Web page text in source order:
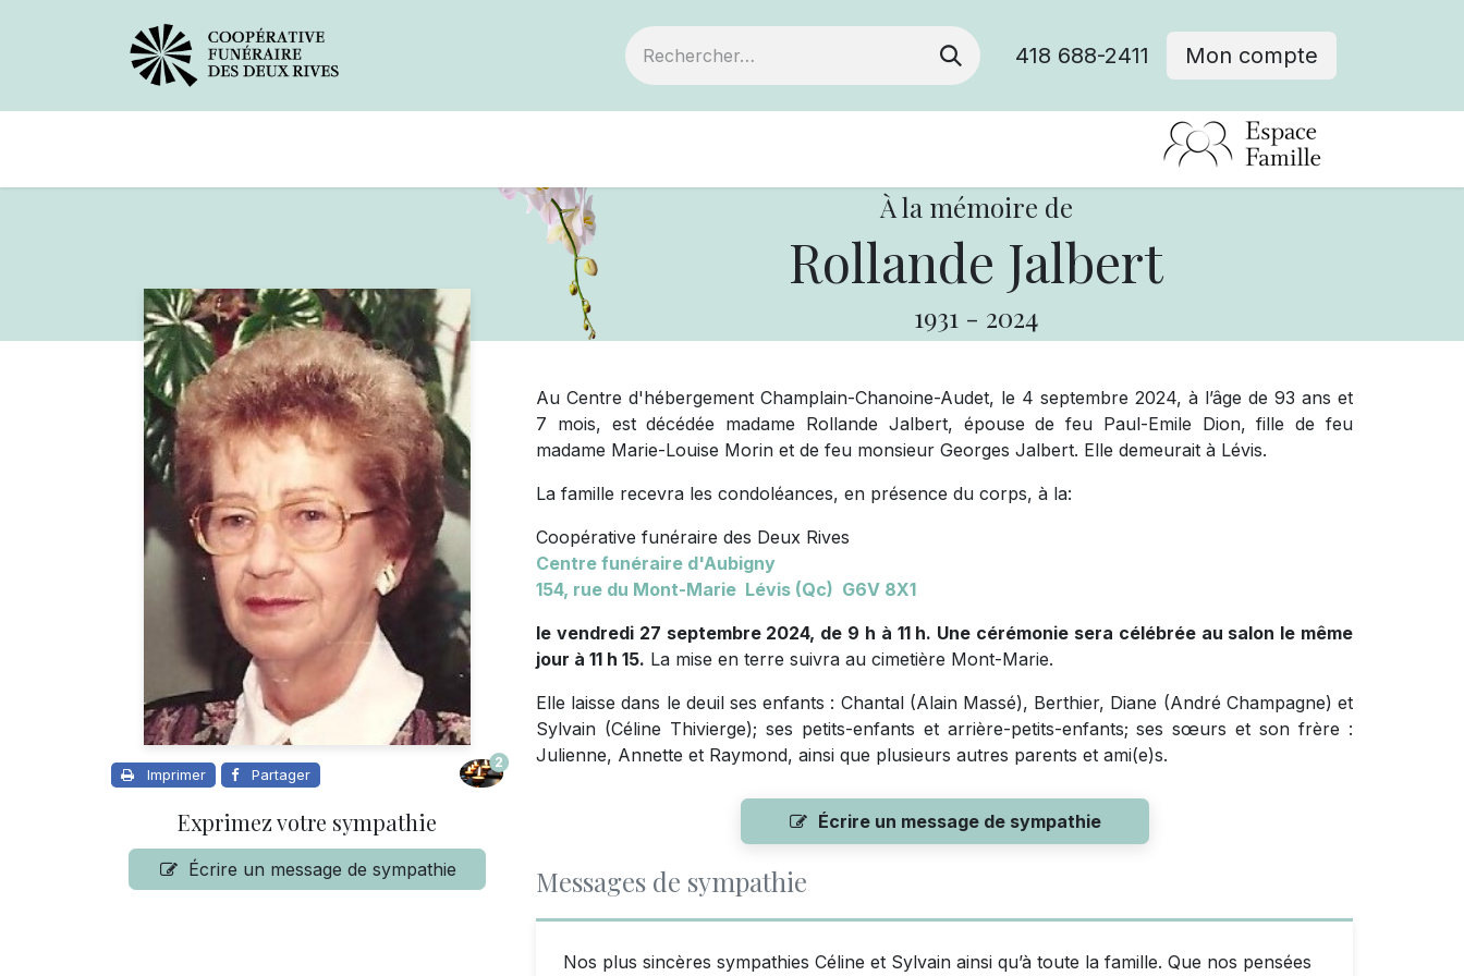
418 688-2411 Mon compte
À la mémoire de
Rollande Jalbert
1931 - 2024
Imprimer Partager
2
Exprimez votre sympathie
Écrire un message de sympathie
Au Centre d'hébergement Champlain-Chanoine-Audet, le 4 septembre 2024, à l’âge de 93 ans et
7 mois, est décédée madame Rollande Jalbert, épouse de feu Paul-Emile Dion, fille de feu
madame Marie-Louise Morin et de feu monsieur Georges Jalbert. Elle demeurait à Lévis.
La famille recevra les condoléances, en présence du corps, à la:
Coopérative funéraire des Deux Rives
Centre funéraire d'Aubigny
154, rue du Mont-Marie Lévis (Qc) G6V 8X1
le vendredi 27 septembre 2024, de 9 h à 11 h. Une cérémonie sera célébrée au salon le même
jour à 11 h 15. La mise en terre suivra au cimetière Mont-Marie.
Elle laisse dans le deuil ses enfants : Chantal (Alain Massé), Berthier, Diane (André Champagne) et
Sylvain (Céline Thivierge); ses petits-enfants et arrière-petits-enfants; ses sœurs et son frère :
Julienne, Annette et Raymond, ainsi que plusieurs autres parents et ami(e)s.
Écrire un message de sympathie
Messages de sympathie
Nos plus sincères sympathies Céline et Sylvain ainsi qu’à toute la famille. Que nos pensées